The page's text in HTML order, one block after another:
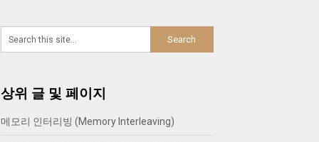
상위 글 및 페이지
메모리 인터리빙 (Memory Interleaving)